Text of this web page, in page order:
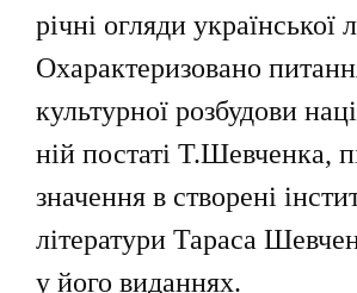
річні огляди української
Охарактеризовано
культурної розбудови
ній постаті Т.Шевченка,
значення в створені
літератури Тараса
у його виданнях.